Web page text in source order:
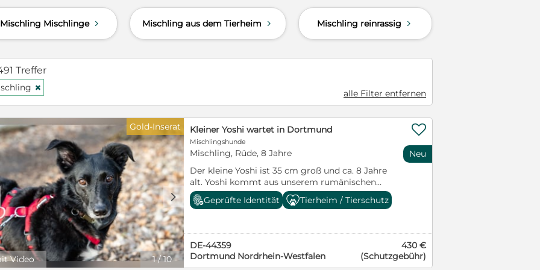
arbeiten und seinem Wesen nach auslasten. Allerdings möchte
er der alleinige Artgenosse in der Familie sein. Da der junge
Mann etwas jagdlich motiviert ist und auch gerne mal Chef
Potential und ein treuer Weggefährte – ganz nach dem
Sprichwort: „Wen der Himmel liebt, dem schickt er einen
Mischling Mischlinge d Mischling aus dem Tierheim d Mischling reinrassig d
Treffer
H
alle Filter entfernen
1/10
d
Video
Gold-Inserat Kleiner Yoshi wartet in Dortmund
Mischlingshunde
Mischling, Rüde, 8 Jahre
Der kleine Yoshi ist 35 cm groß und ca. 8 Jahre
alt. Yoshi kommt aus unserem rumänischen
Tierheim Casa Cainelui. Dort musste er mehr als 2
Jahre warten, bis er m Mai 2025 nach
zurück, hielt sich fast nur noch in seinem
Körbchen auf und war seiner Adoptantin
gegenüber sehr ängstlich. Seine Spaziergänge

Neu
Geprüfte Identität Tierheim / Tierschutz
DE-44359
Dortmund Nordrhein-Westfalen
430 €
(Schutzgebühr)